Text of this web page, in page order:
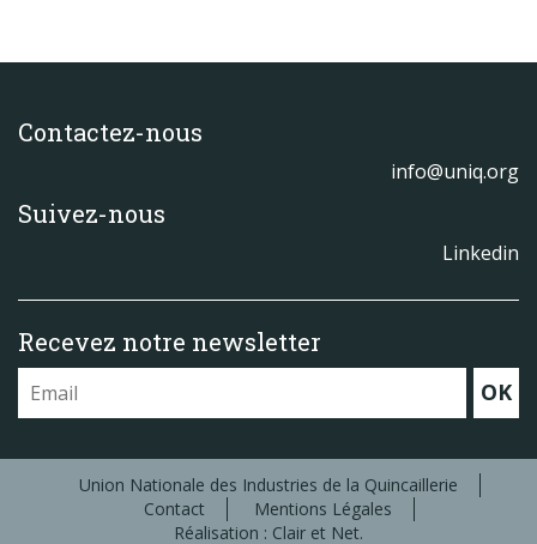
Contactez-nous
info@uniq.org
Suivez-nous
Linkedin
Recevez notre newsletter
OK
Union Nationale des Industries de la Quincaillerie
Contact
Mentions Légales
Réalisation : Clair et Net.